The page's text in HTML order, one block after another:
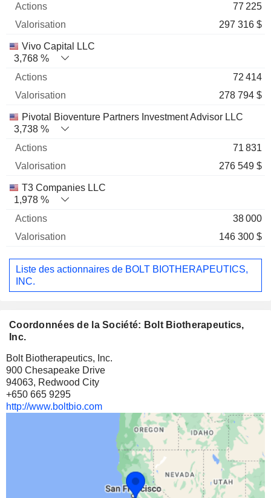
77 225
297 316 $
Vivo Capital LLC
3,768 %
72 414
278 794 $
Pivotal Bioventure Partners Investment Advisor LLC
3,738 %
71 831
276 549 $
T3 Companies LLC
1,978 %
38 000
146 300 $
Liste des actionnaires de BOLT BIOTHERAPEUTICS,
INC.
Coordonnées de la Société: Bolt Biotherapeutics,
Inc.
Bolt Biotherapeutics, Inc.
900 Chesapeake Drive
94063, Redwood City
+650 665 9295
http://www.boltbio.com